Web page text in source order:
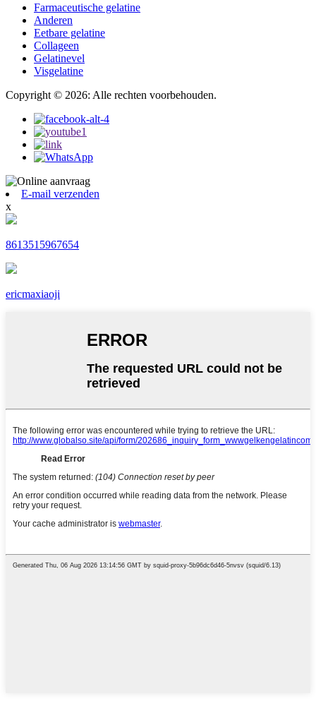
Farmaceutische gelatine
Anderen
Eetbare gelatine
Collageen
Gelatinevel
Visgelatine
Copyright © 2026: Alle rechten voorbehouden.
E-mail verzenden
x
8613515967654
ericmaxiaoji